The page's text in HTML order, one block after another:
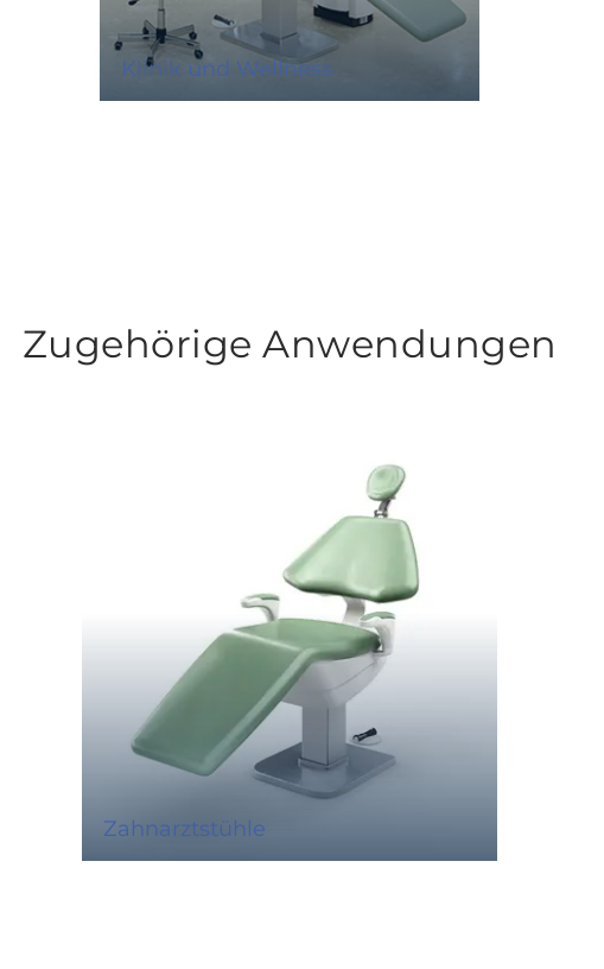
Klinik und Wellness
Zugehörige Anwendungen
Zahnarztstühle